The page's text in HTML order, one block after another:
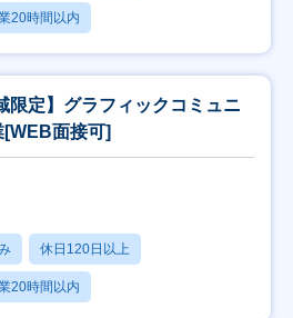
20時間以内
限定】グラフィックコミュニ
面接可]
休日120日以上
20時間以内